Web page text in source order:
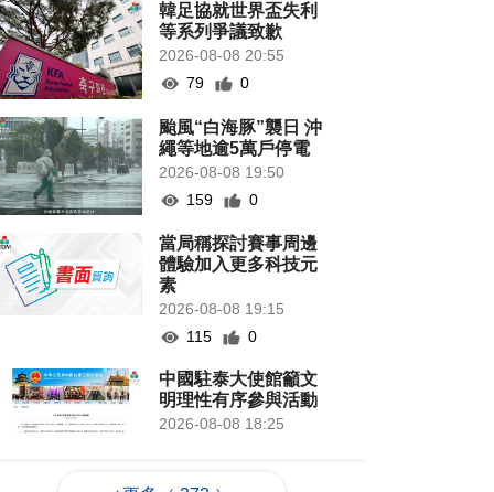
韓足協就世界盃失利
等系列爭議致歉
2026-08-08 20:55
79
0
颱風“白海豚”襲日 沖
繩等地逾5萬戶停電
2026-08-08 19:50
159
0
當局稱探討賽事周邊
體驗加入更多科技元
素
2026-08-08 19:15
115
0
中國駐泰大使館籲文
明理性有序參與活動
2026-08-08 18:25